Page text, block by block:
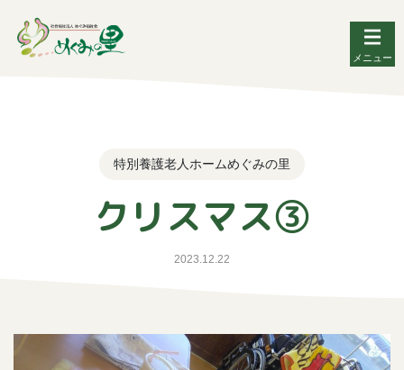
メニュー
特別養護老人ホームめぐみの里
クリスマス③
2023.12.22